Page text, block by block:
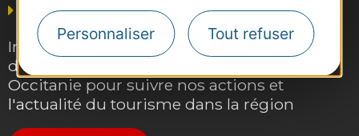
Personnaliser Tout refuser
Grand public
Inscrivez-vous gratuitement à la lettre
d'information pro de la destination
Occitanie pour suivre nos actions et
l'actualité du tourisme dans la région